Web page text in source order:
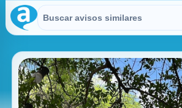
Buscar en Avisitos